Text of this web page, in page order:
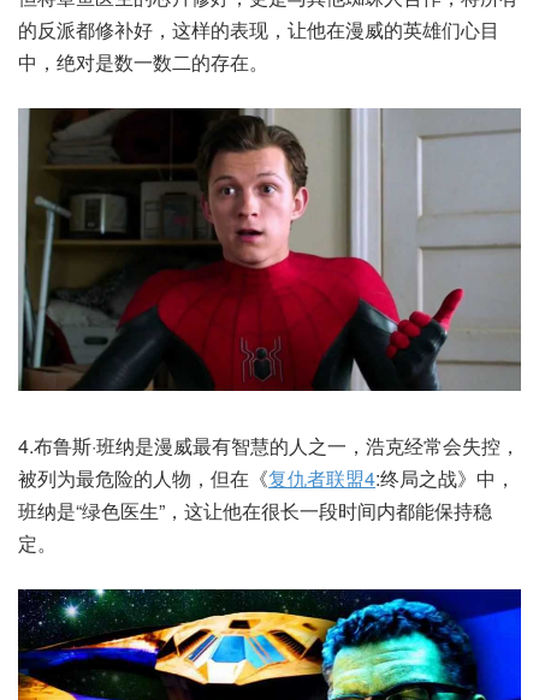
的反派都修补好，这样的表现，让他在漫威的英雄们心目
中，绝对是数一数二的存在。
4.布鲁斯·班纳是漫威最有智慧的人之一，浩克经常会失控，
被列为最危险的人物，但在《复仇者联盟4:终局之战》中，
班纳是“绿色医生”，这让他在很长一段时间内都能保持稳
定。